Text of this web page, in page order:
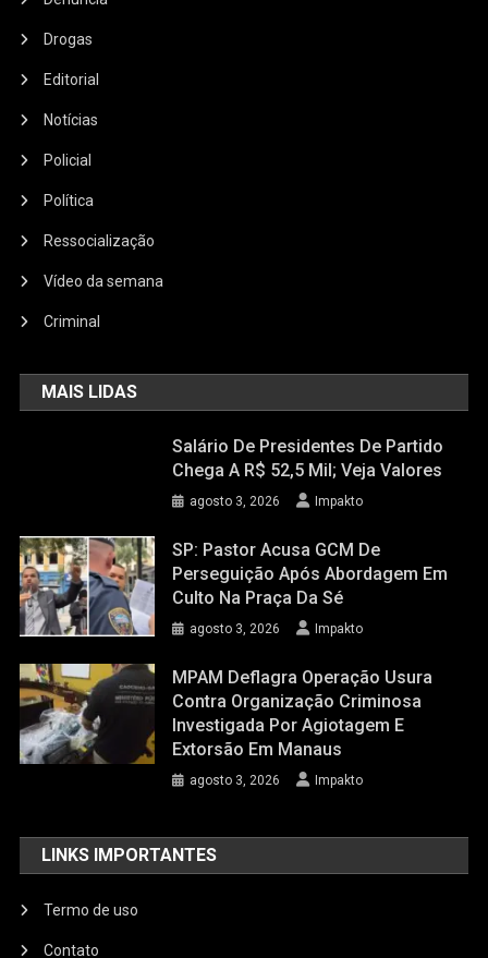
Drogas
Editorial
Notícias
Policial
Política
Ressocialização
Vídeo da semana
Criminal
MAIS LIDAS
Salário De Presidentes De Partido
Chega A R$ 52,5 Mil; Veja Valores
agosto 3, 2026 Impakto
SP: Pastor Acusa GCM De
Perseguição Após Abordagem Em
Culto Na Praça Da Sé
agosto 3, 2026 Impakto
MPAM Deflagra Operação Usura
Contra Organização Criminosa
Investigada Por Agiotagem E
Extorsão Em Manaus
agosto 3, 2026 Impakto
LINKS IMPORTANTES
Termo de uso
Contato